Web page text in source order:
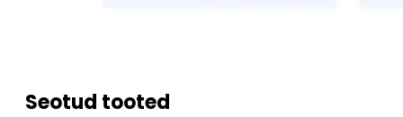
Seotud tooted